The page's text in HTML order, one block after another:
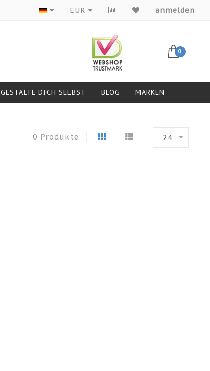
Produkte von Top-Marken
EUR anmelden
0
GESTALTE DICH SELBST BLOG MARKEN
0 Produkte 24